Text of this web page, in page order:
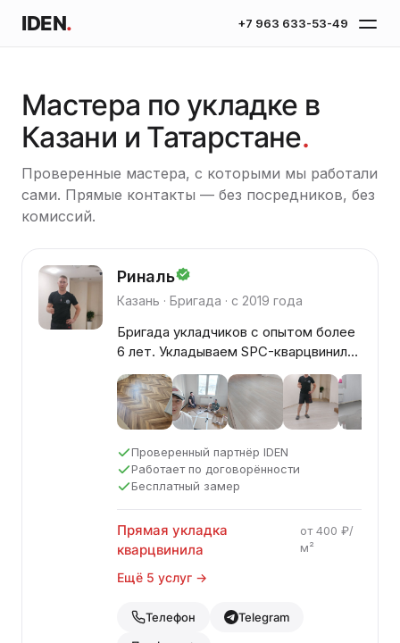
IDEN. +7 963 633-53-49
Мастера по укладке в
Казани и Татарстане.
Проверенные мастера, с которыми мы работали
сами. Прямые контакты — без посредников, без
комиссий.
Риналь
Казань · Бригада · с 2019 года
Бригада укладчиков с опытом более
6 лет. Укладываем SPC-кварцвинил
— прямой палубой, ёлочкой, на клей.
Наливные полы, паркетная доска,
ламинат. Бесплатный замер.
Проверенный партнёр IDEN
Работает по договорённости
Бесплатный замер
Прямая укладка
кварцвинила
от 400 ₽/
м²
Ещё 5 услуг →
Телефон Telegram